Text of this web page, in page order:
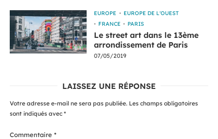
EUROPE
EUROPE DE L'OUEST
FRANCE
PARIS
Le street art dans le 13ème
arrondissement de Paris
07/05/2019
LAISSEZ UNE RÉPONSE
Votre adresse e-mail ne sera pas publiée. Les champs obligatoires
sont indiqués avec *
Commentaire *